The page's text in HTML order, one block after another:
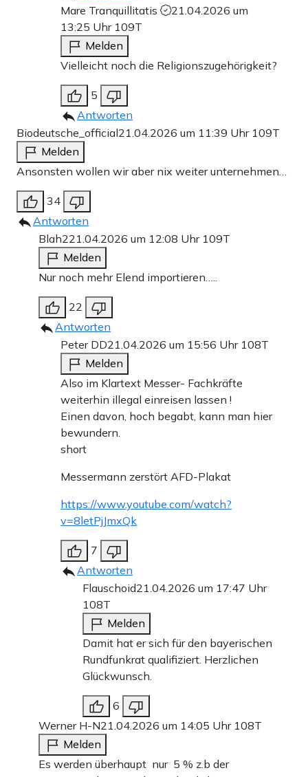
Mare Tranquillitatis
21.04.2026 um
13:25 Uhr 109T
Melden
Vielleicht noch die Religionszugehörigkeit?
5
Antworten
Biodeutsche_official21.04.2026 um 11:39 Uhr 109T
Melden
Ansonsten wollen wir aber nix weiter unternehmen…
34
Antworten
Blah221.04.2026 um 12:08 Uhr 109T
Melden
Nur noch mehr Elend importieren…..
22
Antworten
Peter DD21.04.2026 um 15:56 Uhr 108T
Melden
Also im Klartext Messer- Fachkräfte
weiterhin illegal einreisen lassen !
Einen davon, hoch begabt, kann man hier
bewundern.
short
Messermann zerstört AFD-Plakat
https://www.youtube.com/watch?
v=8letPjJmxQk
7
Antworten
Flauschoid21.04.2026 um 17:47 Uhr
108T
Melden
Damit hat er sich für den bayerischen
Rundfunkrat qualifiziert. Herzlichen
Glückwunsch.
6
Werner H-N21.04.2026 um 14:05 Uhr 108T
Melden
Es werden überhaupt nur 5 % z.b der